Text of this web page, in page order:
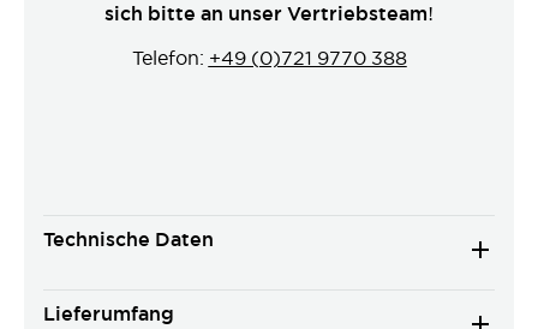
sich bitte an unser Vertriebsteam!
Telefon: +49 (0)721 9770 388
Technische Daten
Lieferumfang